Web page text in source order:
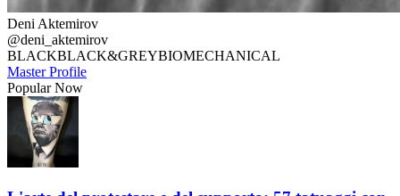
Deni Aktemirov
@deni_aktemirov
BLACKBLACK&GREYBIOMECHANICAL
Master Profile
Popular Now